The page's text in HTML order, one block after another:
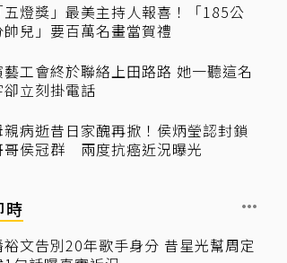
五燈獎」最美主持人報喜！「185公
帥兒」要百萬名畫當賀禮
藝工會終於聯絡上田路路 她一聽這名
卻立刻掛電話
親病逝昔日家醜再掀！侯炳瑩認封鎖
哥侯冠群 兩度抗癌近況曝光
時
裕文告別20年歌手身分 昔星光幫周定